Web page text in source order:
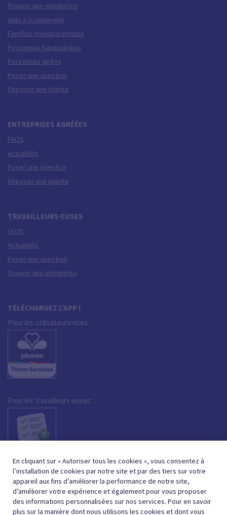
Trouver une entreprise
Aide à la maternité
Familles monoparentales
Personnes handicapées
Personnes agées
Poser une question
Déposer une plainte
ENTREPRISES AGRÉÉES
FAQS
Actualités
Poser une question
Déposer une plainte
TRAVAILLEURS·EUSES
FAQS
Actualités
Poser une question
Trouver une entreprise
TÉLÉCHARGEZ L'APP !
Pour les utilisateurs·rices :
Pour les travailleurs·euses :
En cliquant sur « Autoriser tous les cookies », vous consentez à
l’installation de cookies par notre site et par des tiers sur votre
appareil aux fins d’améliorer la performance de notre site,
d’améliorer votre expérience et également pour vous proposer
des informations personnalisées sur nos services. Pour en savoir
plus sur la manière dont nous utilisons les cookies et dont vous